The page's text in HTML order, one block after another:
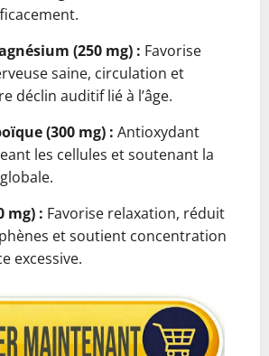
(250 mg) : Favorise
saine, circulation et
déclin auditif lié à l’âge.
(300 mg) : Antioxydant
les cellules et soutenant la
mg) : Favorise relaxation, réduit
et soutient concentration
excessive.